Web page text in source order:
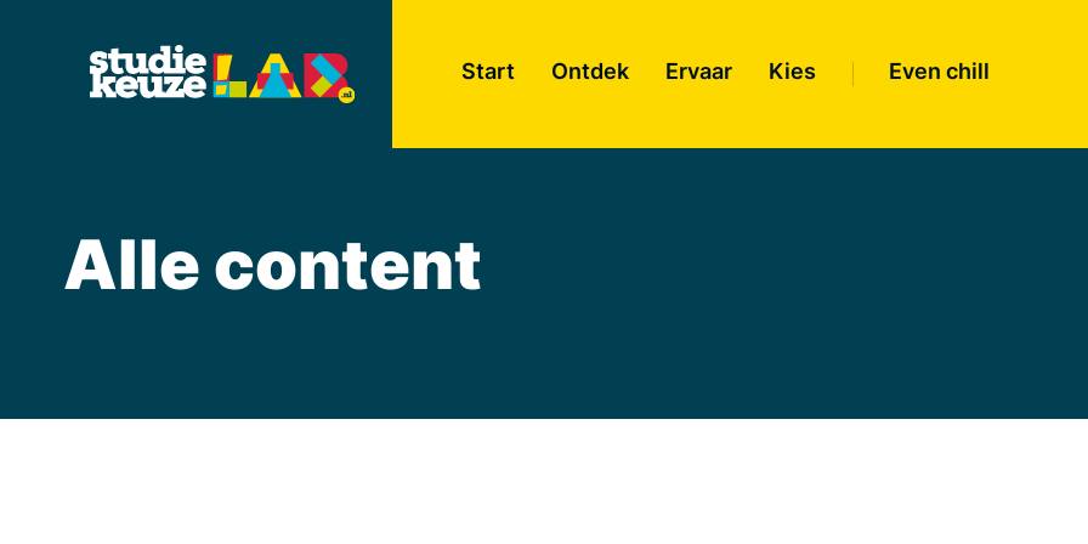
Start Ontdek Ervaar Kies Even chill
Alle content